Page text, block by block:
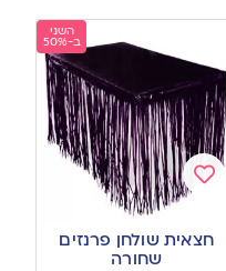
השני
ב-50%
to
wishlist
חצאית שולחן פרנזים
שחורה